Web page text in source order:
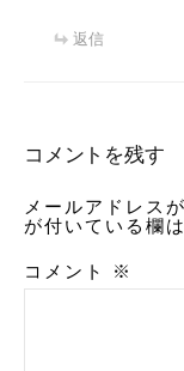
返信
コメントを残す
メールアドレス
が付いている欄
コメント ※